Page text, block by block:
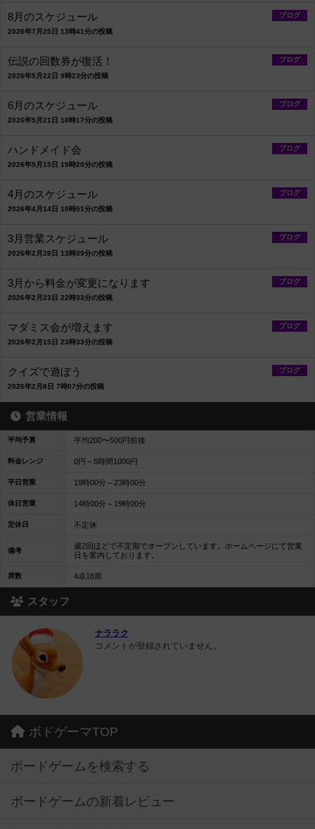
ブログ
8月のスケジュール
2026年7月25日 13時41分の投稿
ブログ
伝説の回数券が復活！
2026年5月22日 9時23分の投稿
ブログ
6月のスケジュール
2026年5月21日 18時17分の投稿
ブログ
ハンドメイド会
2026年5月15日 19時20分の投稿
ブログ
4月のスケジュール
2026年4月14日 10時51分の投稿
ブログ
3月営業スケジュール
2026年2月28日 13時39分の投稿
ブログ
3月から料金が変更になります
2026年2月23日 22時33分の投稿
ブログ
マダミス会が増えます
2026年2月15日 23時33分の投稿
ブログ
クイズで遊ぼう
2026年2月8日 7時07分の投稿
営業情報
平均予算 平均200〜500円前後
料金レンジ 0円～5時間1000円
平日営業 19時00分～23時00分
休日営業 14時00分～19時00分
定休日 不定休
備考
週2回ほどで不定期でオープンしています。ホームページにて営業
日を案内しております。
席数 4卓18席
スタッフ
ナララク
コメントが登録されていません。
ボドゲーマTOP
ボードゲームを検索する
ボードゲームの新着レビュー